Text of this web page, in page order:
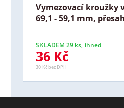
Vymezovací kroužky
69,1 - 59,1 mm,
SKLADEM 29 ks, ihned
36 Kč
30 Kč bez DPH